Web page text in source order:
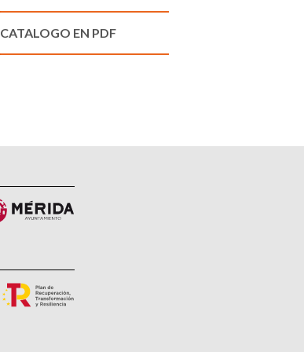
CATALOGO EN PDF